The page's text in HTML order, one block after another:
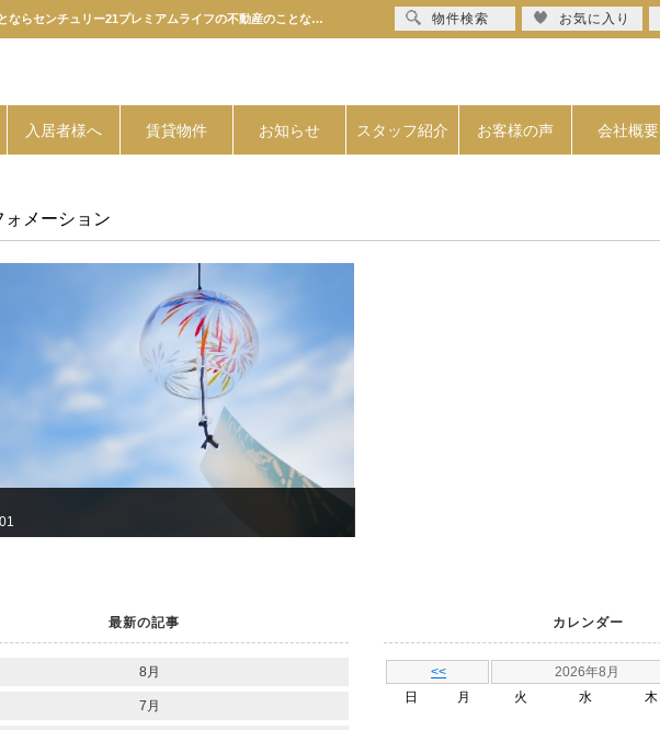
月別一覧【2025年7月】 | 港区・中央区・品川区・江東区などベイエリアの賃貸管理のことならセンチュリー21プレミアムライフの不動産のことならセンチュリー21プレミアムライフ
入居者様へ 賃貸物件 お知らせ スタッフ紹介 お客様の声 会社概要
ォメーション
最新の記事
8月
7月
カレンダー
<<
2026年8月
日
月 火 水 木
物件検索 お気に入り